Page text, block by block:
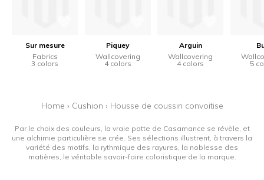
Sur mesure
Fabrics
3 colors
Piquey
Wallcovering
4 colors
Arguin
Wallcovering
4 colors
5
Home › Cushion › Housse de coussin convoitise
Par le choix des couleurs, la vraie patte de Casamance se révèle, et
une alchimie particulière se crée. Ses sélections illustrent, à travers la
variété des motifs, la rythmique des rayures, la noblesse des
matières, le véritable savoir-faire coloristique de la marque.